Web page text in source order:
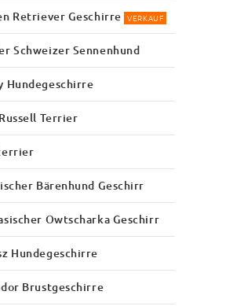
Retriever Geschirre VERKAUF
Schweizer Sennenhund
Hundegeschirre
Terrier
Bärenhund Geschirr
Owtscharka Geschirr
Hundegeschirre
Brustgeschirre